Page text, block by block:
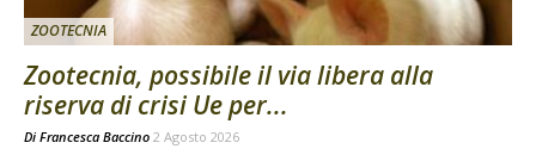
ZOOTECNIA
Zootecnia, possibile il via libera alla
riserva di crisi Ue per...
Di Francesca Baccino 2 Agosto 2026